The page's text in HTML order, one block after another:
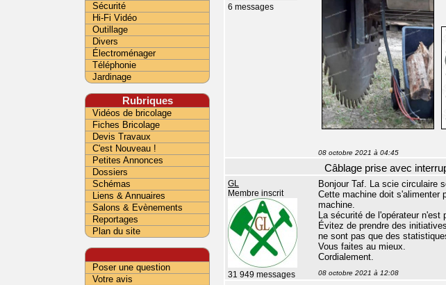
6 messages
08 octobre 2021 à 04:45
Câblage prise avec
GL
Membre inscrit
31 949 messages
Bonjour Taf. La scie circulaire
Cette machine doit s'alimenter
machine.
La sécurité de l'opérateur
Évitez de prendre des
ne sont pas que des
Vous faites au mieux.
Cordialement.
08 octobre 2021 à 12:08
Sécurité
Hi-Fi Vidéo
Outillage
Divers
Électroménager
Téléphonie
Jardinage
Rubriques
Vidéos de bricolage
Fiches Bricolage
Devis Travaux
C'est Nouveau !
Petites Annonces
Dossiers
Schémas
Liens & Annuaires
Salons & Evènements
Reportages
Plan du site
Poser une question
Votre avis